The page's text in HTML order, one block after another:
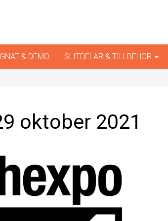
& DEMO SLITDELAR & TILLBEHÖR
oktober 2021